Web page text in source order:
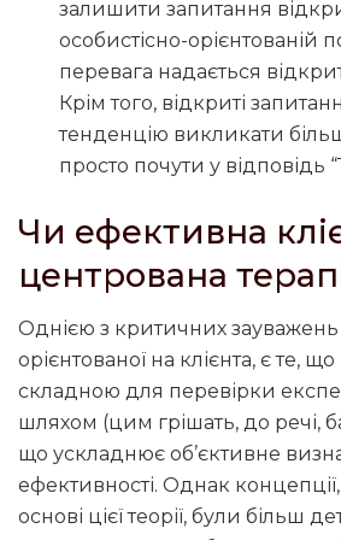
залишити запитання
особистісно-орієнтованій
перевага надається
Крім того, відкриті
тенденцію викликати
просто почути у відповідь
Чи ефективна
центрована
Однією з критичних зауважень
орієнтованої на клієнта, є те,
складною для перевірки
шляхом (цим грішать, до речі,
що ускладнює об’єктивне
ефективності. Однак
основі цієї теорії, були більш